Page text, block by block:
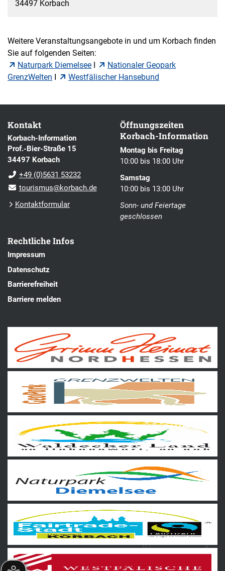
34497 Korbach
Weitere Veranstaltungsangebote in und um Korbach finden
Sie auf folgenden Seiten:
Naturpark Diemelsee I
Nationaler Geopark
GrenzWelten I Westfälischer Hansebund
Kontakt
Korbach-Information
Prof.-Bier-Straße 15
34497 Korbach
+49 (0)5631 53232
tourismus@korbach.de
Kontaktformular
Öffnungszeiten
Korbach-Information
Montag bis Freitag
10:00 bis 18:00 Uhr
Samstag
10:00 bis 13:00 Uhr
Sonn- und Feiertage
geschlossen
Rechtliche Infos
Impressum
Datenschutz
Barrierefreiheit
Barriere melden